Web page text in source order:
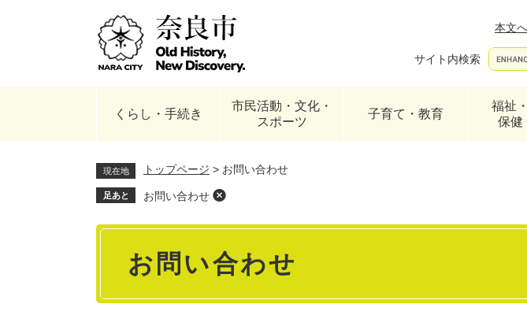
本文へ
サイト内検索
くらし・手続き
市民活動・文化・
スポーツ
子育て・教育
福祉
保健
現在地 トップページ > お問い合わせ
足あと お問い合わせ
本
お問い合わせ